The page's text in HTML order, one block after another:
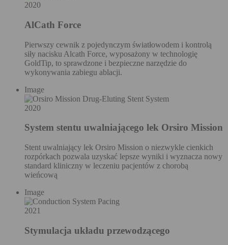
2020
AlCath Force
Pierwszy cewnik z pojedynczym światłowodem i kontrolą
siły nacisku Alcath Force, wyposażony w technologię
GoldTip, to sprawdzone i bezpieczne narzędzie do
wykonywania zabiegu ablacji.
Image
2020
System stentu uwalniającego lek Orsiro Mission
Stent uwalniający lek Orsiro Mission o niezwykle cienkich
rozpórkach pozwala uzyskać lepsze wyniki i wyznacza nowy
standard kliniczny w leczeniu pacjentów z chorobą
wieńcową
Image
2021
Stymulacja układu przewodzącego